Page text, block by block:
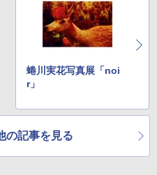
蜷川実花写真展「noi
r」
の記事を見る